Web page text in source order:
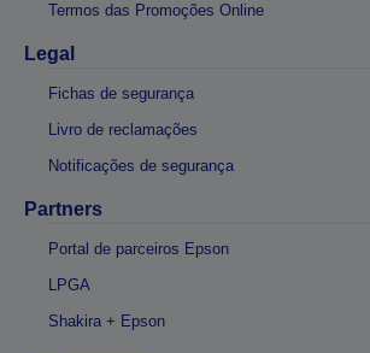
Termos das Promoções Online
Legal
Fichas de segurança
Livro de reclamações
Notificações de segurança
Partners
Portal de parceiros Epson
LPGA
Shakira + Epson